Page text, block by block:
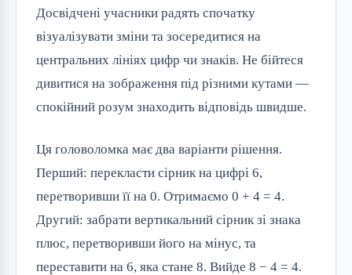
Досвідчені учасники радять спочатку
візуалізувати зміни та зосередитися на
центральних лініях цифр чи знаків. Не бійтеся
дивитися на зображення під різними кутами —
спокійний розум знаходить відповідь швидше.
Ця головоломка має два варіанти рішення.
Перший: перекласти сірник на цифрі 6,
перетворивши її на 0. Отримаємо 0 + 4 = 4.
Другий: забрати вертикальний сірник зі знака
плюс, перетворивши його на мінус, та
переставити на 6, яка стане 8. Вийде 8 − 4 = 4.